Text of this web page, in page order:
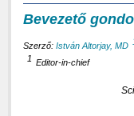
Bevezető
Szerző: István Altorjay, MD
1 Editor-in-chief